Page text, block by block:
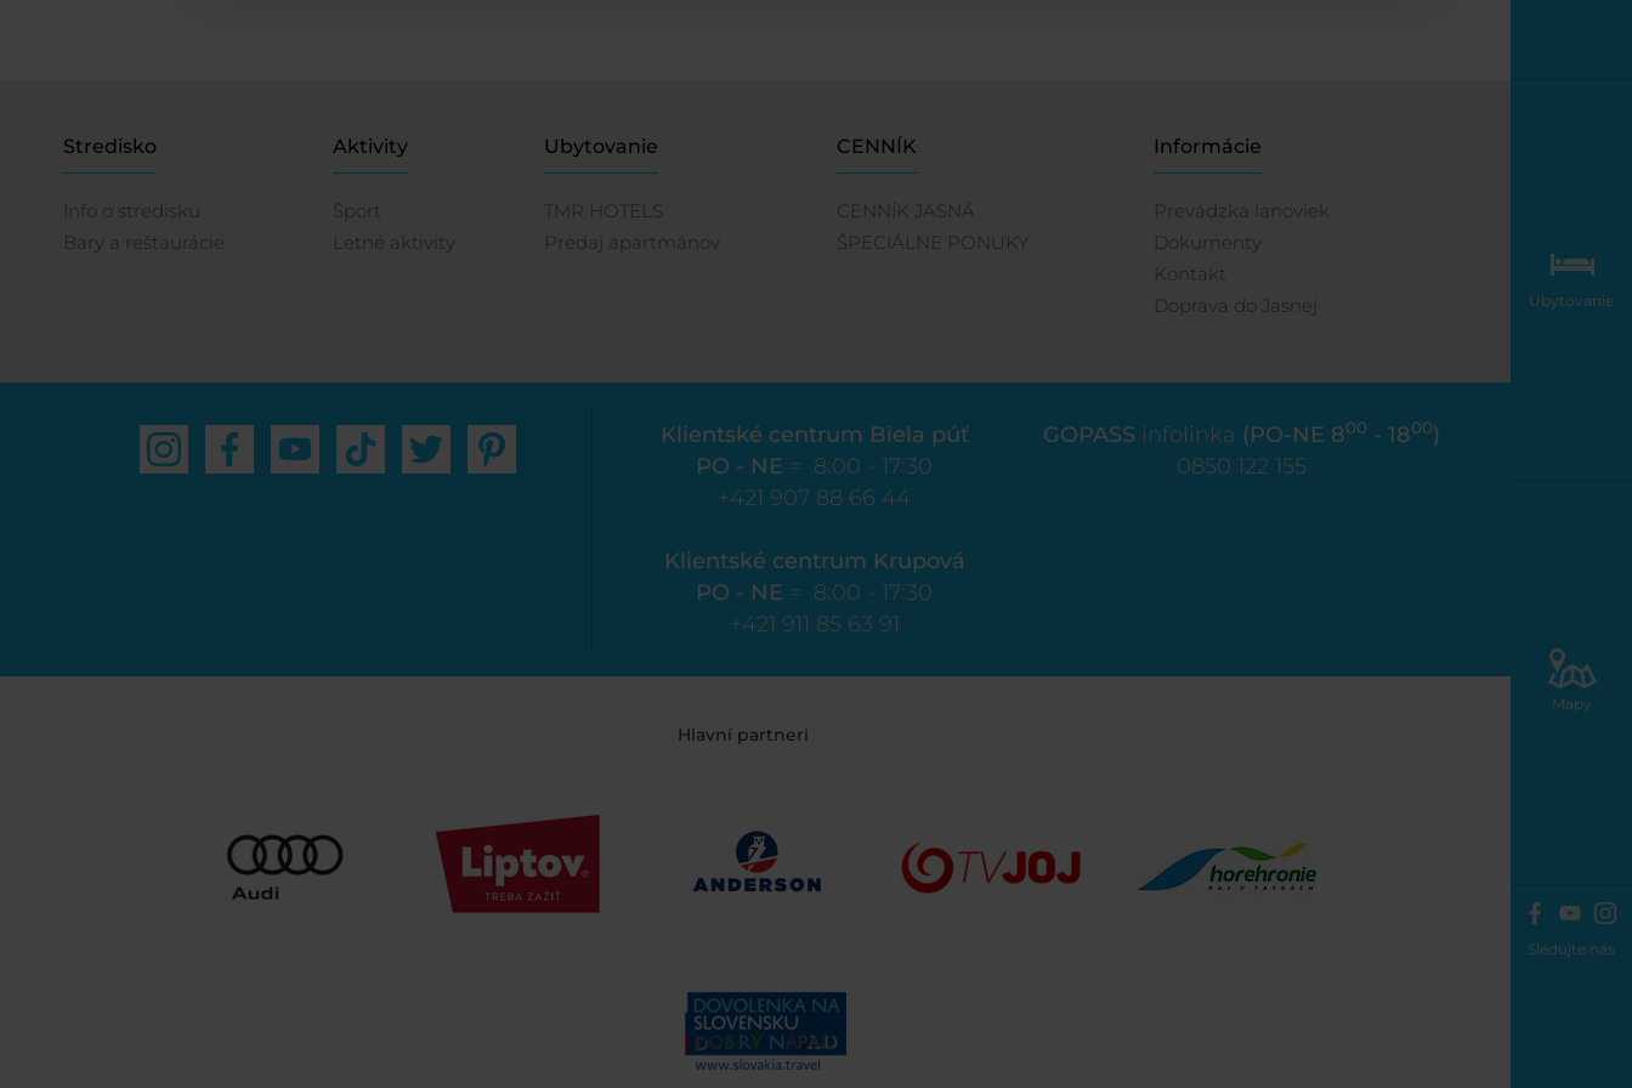
Ubytovanie
Mapy
Sledujte nás
Stredisko
Info o stredisku
Bary a reštaurácie
Aktivity
Šport
Letné aktivity
Ubytovanie
TMR HOTELS
Predaj apartmánov
CENNÍK
CENNÍK JASNÁ
ŠPECIÁLNE PONUKY
Informácie
Prevádzka lanoviek
Dokumenty
Kontakt
Doprava do Jasnej
Klientské centrum Biela púť
PO - NE = 8:00 - 17:30
+421 907 88 66 44
Klientské centrum Krupová
PO - NE = 8:00 - 17:30
+421 911 85 63 91
GOPASS infolinka (PO-NE 800 - 1800)
0850 122 155
Hlavní partneri